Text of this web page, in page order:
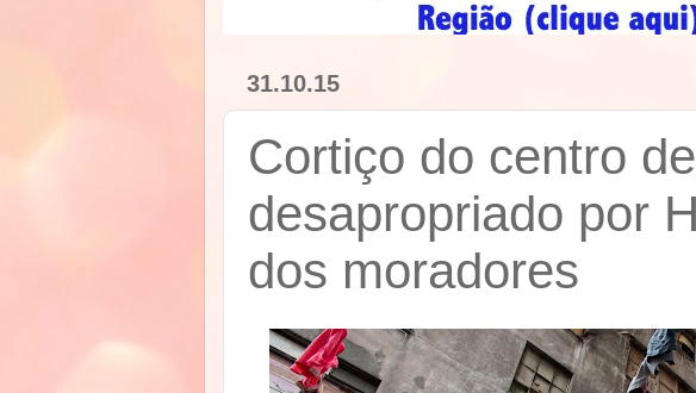
31.10.15
Cortiço do centro
desapropriado por
dos moradores